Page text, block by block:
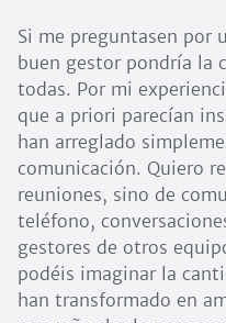
Si me preguntasen por
buen gestor pondría la
todas. Por mi
que a priori parecían
han arreglado
comunicación. Quiero
reuniones, sino de
teléfono,
gestores de otros
podéis imaginar la
han transformado en